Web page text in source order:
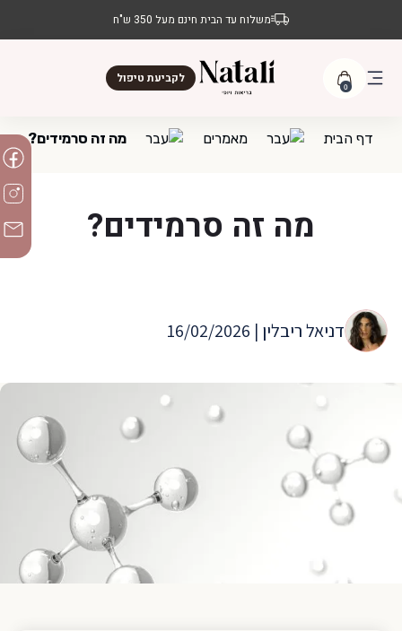
משלוח עד הבית חינם מעל 350 ש"ח
0
לקביעת טיפול
דף הבית מאמרים מה זה סרמידים?
מה זה סרמידים?
דניאל ריבלין | 16/02/2026